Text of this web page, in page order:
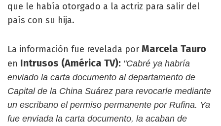
que le había otorgado a la actriz para salir del
país con su hija.
La información fue revelada por Marcela Tauro
en Intrusos (América TV): "Cabré ya habría
enviado la carta documento al departamento de
Capital de la China Suárez para revocarle mediante
un escribano el permiso permanente por Rufina. Ya
fue enviada la carta documento, la acaban de